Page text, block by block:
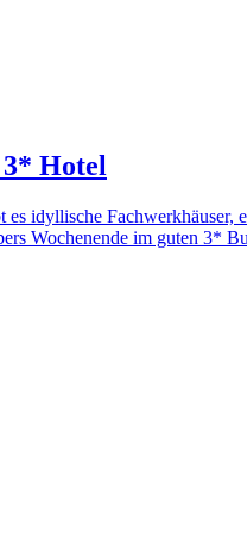
3* Hotel
idyllische
Wochenende im guten 3*